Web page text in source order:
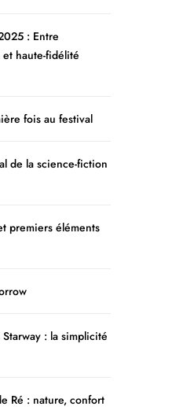
: Entre
haute-fidélité
fois au festival
de la science-fiction
premiers éléments
: la simplicité
Ré : nature, confort